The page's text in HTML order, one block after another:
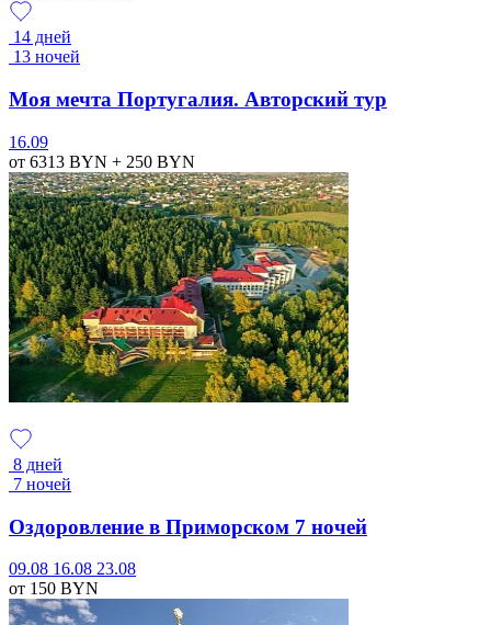
14 дней
13 ночей
Моя мечта Португалия. Авторский тур
16.09
от 6313 BYN + 250 BYN
8 дней
7 ночей
Оздоровление в Приморском 7 ночей
09.08 16.08 23.08
от 150 BYN